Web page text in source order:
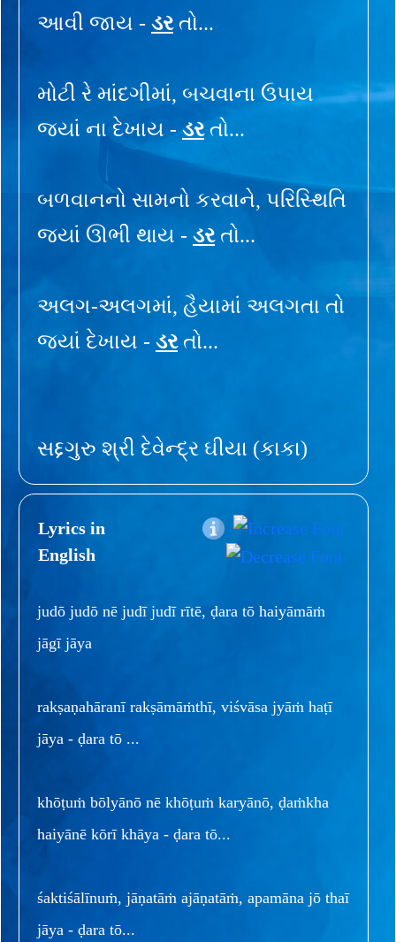
આવી જાય - ડરતો...
મોટી રે માંદગીમાં, બચવાના ઉપાય
જ્યાં ના દેખાય -ડરતો...
બળવાનનો સામનો કરવાને, પરિસ્થિતિ
જ્યાં ઊભી થાય - ડરતો...
અલગ-અલગમાં, હૈયામાં અલગતા તો
જ્યાં દેખાય - ડરતો...
સદ્દગુરુ શ્રી દેવેન્દ્ર ઘીયા (કાકા)
Lyrics in
English
judō judō nē judī judī rītē, ḍara tō haiyāmāṁ
jāgī jāya
rakṣaṇahāranī rakṣāmāṁthī, viśvāsa jyāṁ haṭī
jāya - ḍara tō ...
khōṭuṁ bōlyānō nē khōṭuṁ karyānō, ḍaṁkha
haiyānē kōrī khāya - ḍara tō...
śaktiśālīnuṁ, jāṇatāṁ ajāṇatāṁ, apamāna jō thaī
jāya - ḍara tō...